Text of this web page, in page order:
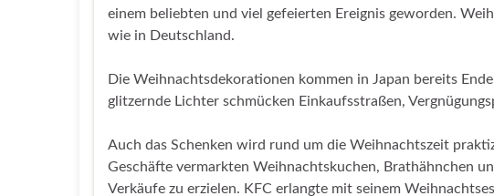
einem beliebten und viel gefeierten Ereignis geworden.
wie in Deutschland.
Die Weihnachtsdekorationen kommen in Japan bereits
glitzernde Lichter schmücken Einkaufsstraßen,
Auch das Schenken wird rund um die Weihnachtszeit
Geschäfte vermarkten Weihnachtskuchen, Brathähnchen
Verkäufe zu erzielen. KFC erlangte mit seinem